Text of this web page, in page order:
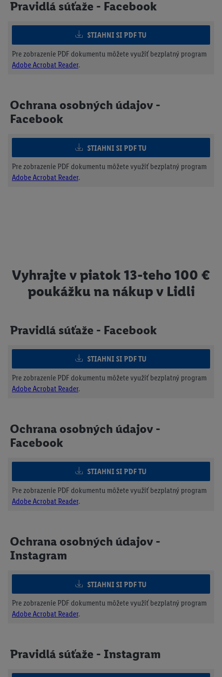
Pravidlá súťaže - Facebook
STIAHNI SI PDF TU
Pre zobrazenie PDF dokumentu môžete využiť bezplatný program
Adobe Acrobat Reader.
Ochrana osobných údajov -
Facebook
STIAHNI SI PDF TU
Pre zobrazenie PDF dokumentu môžete využiť bezplatný program
Adobe Acrobat Reader.
Vyhrajte v piatok 13-teho 100 €
poukážku na nákup v Lidli
Pravidlá súťaže - Facebook
STIAHNI SI PDF TU
Pre zobrazenie PDF dokumentu môžete využiť bezplatný program
Adobe Acrobat Reader.
Ochrana osobných údajov -
Facebook
STIAHNI SI PDF TU
Pre zobrazenie PDF dokumentu môžete využiť bezplatný program
Adobe Acrobat Reader.
Ochrana osobných údajov -
Instagram
STIAHNI SI PDF TU
Pre zobrazenie PDF dokumentu môžete využiť bezplatný program
Adobe Acrobat Reader.
Pravidlá súťaže - Instagram